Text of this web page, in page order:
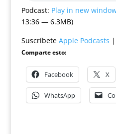
Podcast: Play in new
13:36 — 6.3MB)
Suscríbete Apple Podcasts |
Comparte esto:
Facebook X
WhatsApp